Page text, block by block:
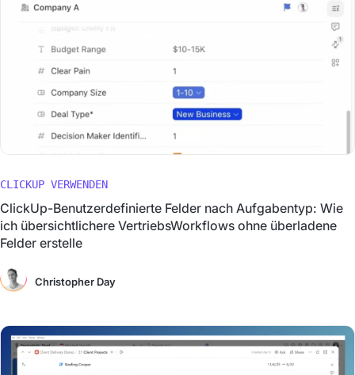
CLICKUP VERWENDEN
ClickUp-Benutzerdefinierte Felder nach Aufgabentyp: Wie
ich übersichtlichere VertriebsWorkflows ohne überladene
Felder erstelle
Christopher Day